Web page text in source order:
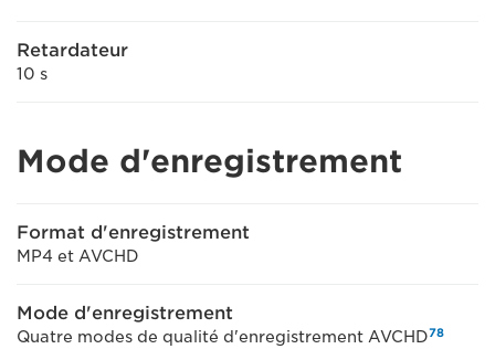
Retardateur
10 s
Mode d'enregistrement
Format d'enregistrement
MP4 et AVCHD
Mode d'enregistrement
Quatre modes de qualité d'enregistrement AVCHD78